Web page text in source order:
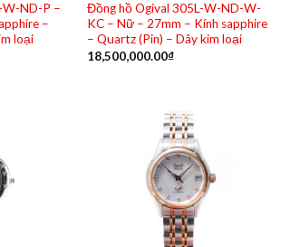
ND-P –
–
loại
Đồng hồ Ogival 305L-W-ND-W-
KC – Nữ – 27mm – Kính sapphire
– Quartz (Pin) – Dây kim loại
18,500,000.00₫